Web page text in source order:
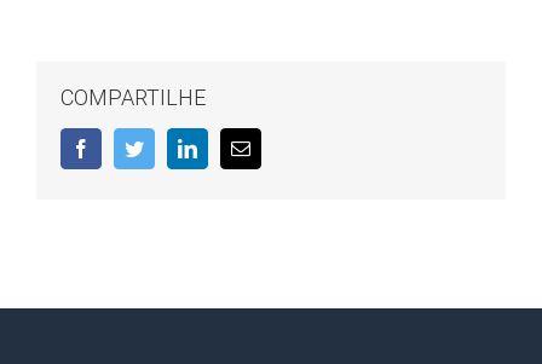
COMPARTILHE
FacebookTwitterLinkedIn
E-
mail